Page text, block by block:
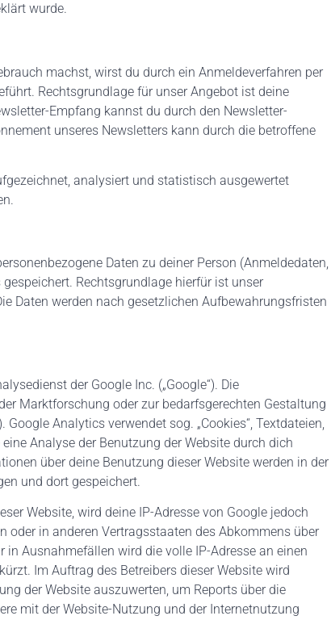
wurde.
machst, wirst du durch ein Anmeldeverfahren per
Rechtsgrundlage für unser Angebot ist deine
Empfang kannst du durch den Newsletter-
unseres Newsletters kann durch die betroffene
analysiert und statistisch ausgewertet
Daten zu deiner Person (Anmeldedaten,
Rechtsgrundlage hierfür ist unser
Daten werden nach gesetzlichen Aufbewahrungsfristen
der Google Inc. („Google“). Die
Marktforschung oder zur bedarfsgerechten Gestaltung
Analytics verwendet sog. „Cookies“, Textdateien,
Analyse der Benutzung der Website durch dich
über deine Benutzung dieser Website werden in der
und dort gespeichert.
Website, wird deine IP-Adresse von Google jedoch
in anderen Vertragsstaaten des Abkommens über
Ausnahmefällen wird die volle IP-Adresse an einen
Im Auftrag des Betreibers dieser Website wird
der Website auszuwerten, um Reports über die
mit der Website-Nutzung und der Internetnutzung